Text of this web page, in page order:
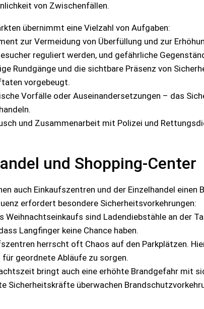
von Zwischenfällen.
übernimmt eine Vielzahl von Aufgaben:
zur Vermeidung von Überfüllung und zur
reguliert werden, und gefährliche
Rundgänge und die sichtbare Präsenz von
vorgebeugt.
Vorfälle oder Auseinandersetzungen – das
und Zusammenarbeit mit Polizei und
und Shopping-Center
auch Einkaufszentren und der Einzelhandel einen
erfordert besondere Sicherheitsvorkehrungen:
Weihnachtseinkaufs sind Ladendiebstähle an der
Langfinger keine Chance haben.
herrscht oft Chaos auf den Parkplätzen.
für geordnete Abläufe zu sorgen.
bringt auch eine erhöhte Brandgefahr mit
Sicherheitskräfte überwachen